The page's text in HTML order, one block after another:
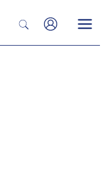
Zoeken